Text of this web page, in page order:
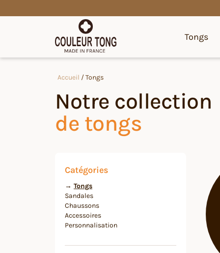
Tongs
Accueil / Tongs
Notre collection
de tongs
Catégories
→ Tongs
Sandales
Chaussons
Accessoires
Personnalisation